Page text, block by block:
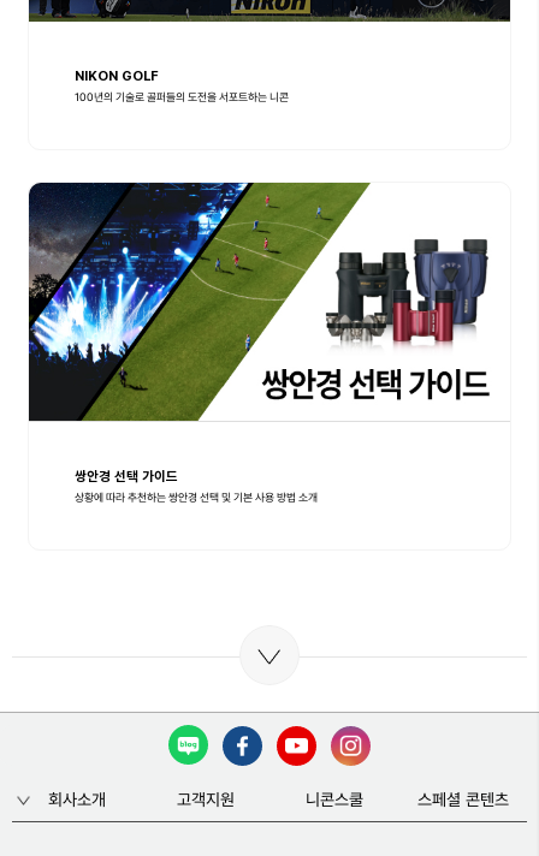
NIKON GOLF
100년의 기술로 골퍼들의 도전을 서포트하는 니콘
쌍안경 선택 가이드
상황에 따라 추천하는 쌍안경 선택 및 기본 사용 방법 소개
회사소개 고객지원 니콘스쿨 스페셜 콘텐츠